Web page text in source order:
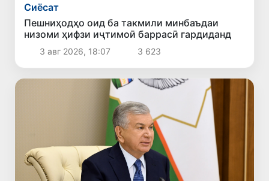
Сиёсат
Пешниҳодҳо оид ба такмили минбаъдаи
низоми ҳифзи иҷтимоӣ баррасӣ гардиданд
3 авг 2026, 18:07 3 623